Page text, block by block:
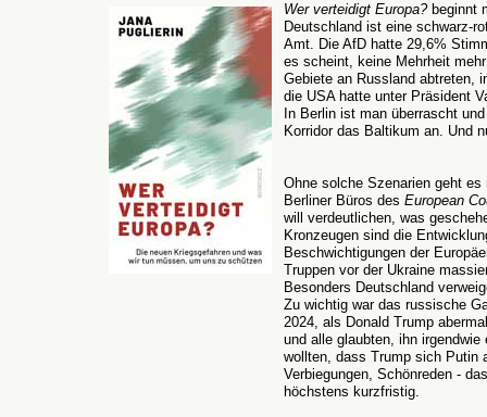
Wer verteidigt Europa?beginnt
Deutschland ist eine schwarz-
Amt. Die AfD hatte 29,6%
es scheint, keine Mehrheit
Gebiete an Russland abtreten,
die USA hatte unter Präsident
In Berlin ist man überrascht
Korridor das Baltikum an. Und
Ohne solche Szenarien geht
Berliner Büros des European
will verdeutlichen, was
Kronzeugen sind die
Beschwichtigungen der
Truppen vor der Ukraine
Besonders Deutschland
Zu wichtig war das russische
2024, als Donald Trump
und alle glaubten, ihn
wollten, dass Trump sich Putin
Verbiegungen, Schönreden -
höchstens kurzfristig.